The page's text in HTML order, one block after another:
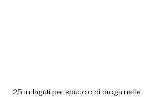
25 indagati per spaccio di droga nelle